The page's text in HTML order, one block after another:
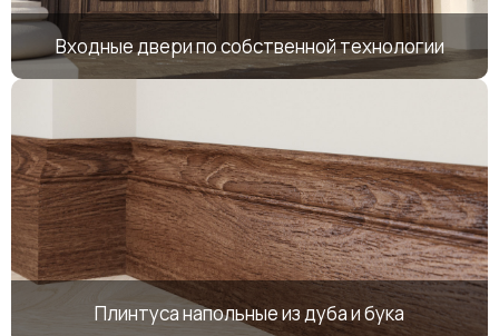
Входные двери по собственной технологии
Плинтуса напольные из дуба и бука